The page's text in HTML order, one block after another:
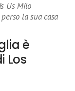
Us Milo
la sua casa
è
Los